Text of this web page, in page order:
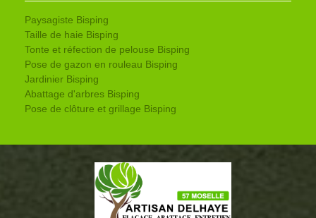
Paysagiste Bisping
Taille de haie Bisping
Tonte et réfection de pelouse Bisping
Pose de gazon en rouleau Bisping
Jardinier Bisping
Abattage d'arbres Bisping
Pose de clôture et grillage Bisping